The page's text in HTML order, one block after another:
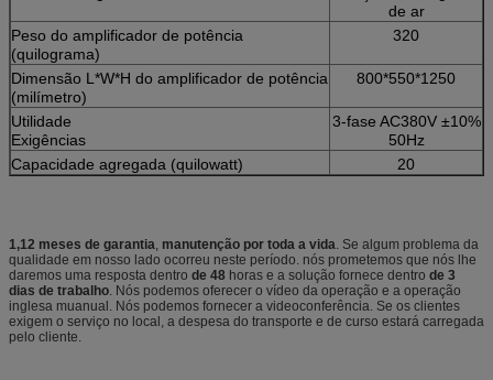
de ar
Peso do amplificador de potência
(quilograma)
320
Dimensão L*W*H do amplificador de potência
(milímetro)
800*550*1250
Utilidade
Exigências
3-fase AC380V ±10%
50Hz
Capacidade agregada (quilowatt)
20
1,12 meses de garantia, manutenção por toda a vida. Se algum problema da
qualidade em nosso lado ocorreu neste período. nós prometemos que nós lhe
daremos uma resposta dentro de 48 horas e a solução fornece dentro de 3
dias de trabalho. Nós podemos oferecer o vídeo da operação e a operação
inglesa muanual. Nós podemos fornecer a videoconferência. Se os clientes
exigem o serviço no local, a despesa do transporte e de curso estará carregada
pelo cliente.